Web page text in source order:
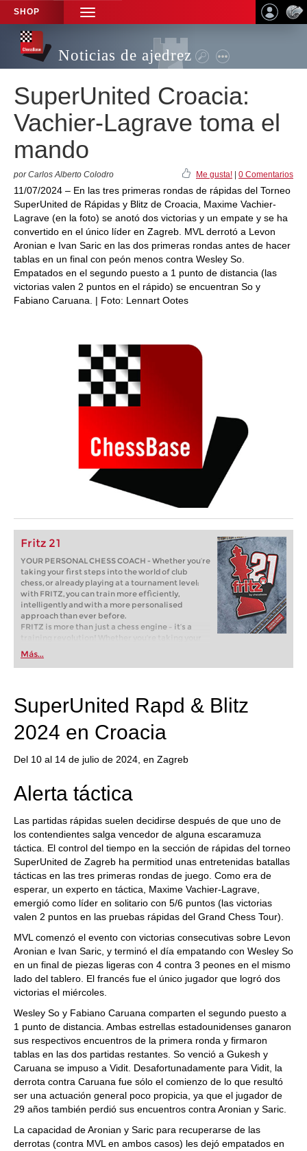
SHOP
TOGGLE
NAVIGATION
Noticias de ajedrez
SuperUnited Croacia:
Vachier-Lagrave toma el
mando
por Carlos Alberto Colodro Me gusta! 0 Comentarios
11/07/2024 – En las tres primeras rondas de rápidas del Torneo
SuperUnited de Rápidas y Blitz de Croacia, Maxime Vachier-
Lagrave (en la foto) se anotó dos victorias y un empate y se ha
convertido en el único líder en Zagreb. MVL derrotó a Levon
Aronian e Ivan Saric en las dos primeras rondas antes de hacer
tablas en un final con peón menos contra Wesley So.
Empatados en el segundo puesto a 1 punto de distancia (las
victorias valen 2 puntos en el rápido) se encuentran So y
Fabiano Caruana. | Foto: Lennart Ootes
Fritz 21
YOUR PERSONAL CHESS COACH - Whether you’re
taking your first steps into the world of club
chess, or already playing at a tournament level:
with FRITZ, you can train more efficiently,
intelligently and with a more personalised
approach than ever before.
FRITZ is more than just a chess engine – it’s a
training revolution! Whether you’re taking your
first steps into the world of club chess, or already
playing at a tournament level: with FRITZ, you can
train more efficiently, intelligently and with a
Más...
SuperUnited Rapd & Blitz
2024 en Croacia
Del 10 al 14 de julio de 2024, en Zagreb
Alerta táctica
Las partidas rápidas suelen decidirse después de que uno de
los contendientes salga vencedor de alguna escaramuza
táctica. El control del tiempo en la sección de rápidas del torneo
SuperUnited de Zagreb ha permitiod unas entretenidas batallas
tácticas en las tres primeras rondas de juego. Como era de
esperar, un experto en táctica, Maxime Vachier-Lagrave,
emergió como líder en solitario con 5/6 puntos (las victorias
valen 2 puntos en las pruebas rápidas del Grand Chess Tour).
MVL comenzó el evento con victorias consecutivas sobre Levon
Aronian e Ivan Saric, y terminó el día empatando con Wesley So
en un final de piezas ligeras con 4 contra 3 peones en el mismo
lado del tablero. El francés fue el único jugador que logró dos
victorias el miércoles.
Wesley So y Fabiano Caruana comparten el segundo puesto a
1 punto de distancia. Ambas estrellas estadounidenses ganaron
sus respectivos encuentros de la primera ronda y firmaron
tablas en las dos partidas restantes. So venció a Gukesh y
Caruana se impuso a Vidit. Desafortunadamente para Vidit, la
derrota contra Caruana fue sólo el comienzo de lo que resultó
ser una actuación general poco propicia, ya que el jugador de
29 años también perdió sus encuentros contra Aronian y Saric.
La capacidad de Aronian y Saric para recuperarse de las
derrotas (contra MVL en ambos casos) les dejó empatados en